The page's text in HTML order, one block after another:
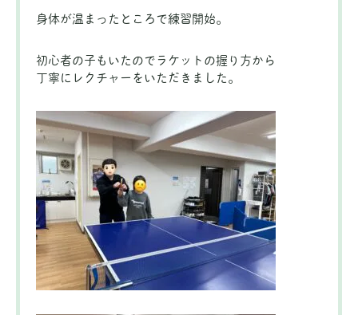
身体が温まったところで練習開始。
初心者の子もいたのでラケットの握り方から
丁寧にレクチャーをいただきました。